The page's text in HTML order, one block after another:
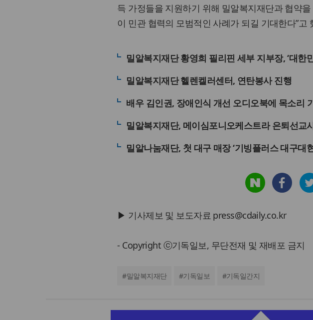
득 가정들을 지원하기 위해 밀알복지재단과 협약
이 민관 협력의 모범적인 사례가 되길 기대한다”고
밀알복지재단 황영희 필리핀 세부 지부장, ‘대한
밀알복지재단 헬렌켈러센터, 연탄봉사 진행
배우 김인권, 장애인식 개선 오디오북에 목소리
밀알복지재단, 메이심포니오케스트라 은퇴선교
밀알나눔재단, 첫 대구 매장 ‘기빙플러스 대구대
▶ 기사제보 및 보도자료 press@cdaily.co.kr
- Copyright ⓒ기독일보, 무단전재 및 재배포 금지
#밀알복지재단 #기독일보 #기독일간지